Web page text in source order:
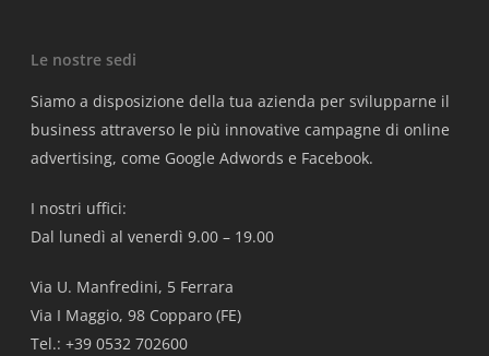
Le nostre sedi
Siamo a disposizione della tua azienda per svilupparne il
business attraverso le più innovative campagne di online
advertising, come Google Adwords e Facebook.
I nostri uffici:
Dal lunedì al venerdì 9.00 – 19.00
Via U. Manfredini, 5 Ferrara
Via I Maggio, 98 Copparo (FE)
Tel.: +39 0532 702600